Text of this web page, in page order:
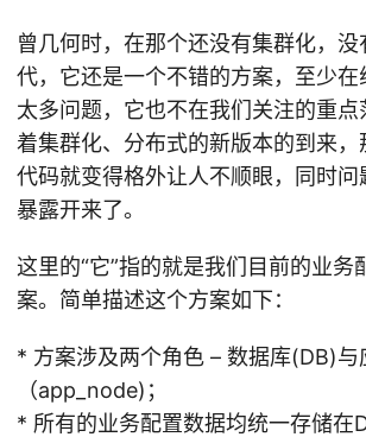
曾几何时，在那个还没有集群化，
代，它还是一个不错的方案，至少在
太多问题，它也不在我们关注的重
着集群化、分布式的新版本的到来，
代码就变得格外让人不顺眼，同时问
暴露开来了。
这里的“它”指的就是我们目前的业务
案。简单描述这个方案如下：
* 方案涉及两个角色 – 数据库(DB)与
（app_node)；
* 所有的业务配置数据均统一存储在